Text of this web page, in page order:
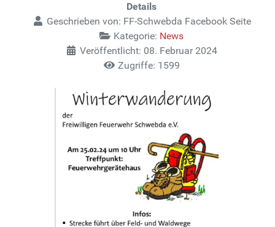
Details
Geschrieben von: FF-Schwebda Facebook Seite
Kategorie: News
Veröffentlicht: 08. Februar 2024
Zugriffe: 1599